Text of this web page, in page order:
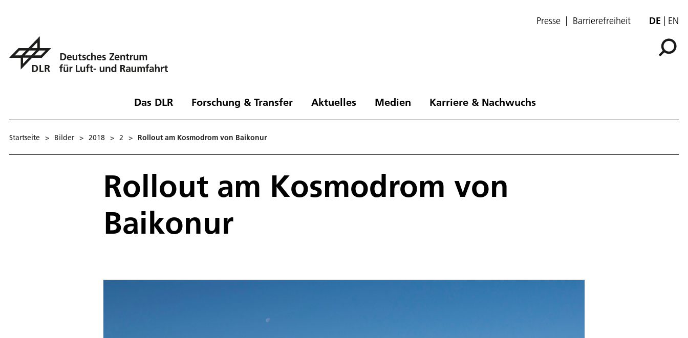
Presse Barrierefreiheit DE EN
Das DLR Forschung & Transfer Aktuelles Medien Karriere & Nachwuchs
Startseite > Bilder > 2018 > 2 > Rollout am Kosmodrom von Baikonur
Rollout am Kosmodrom von
Baikonur